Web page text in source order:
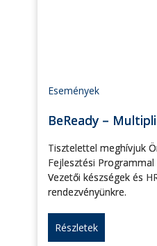
Események
BeReady –
Tisztelettel meghívjuk
Fejlesztési
Vezetői készségek és
rendezvényünkre.
Részletek